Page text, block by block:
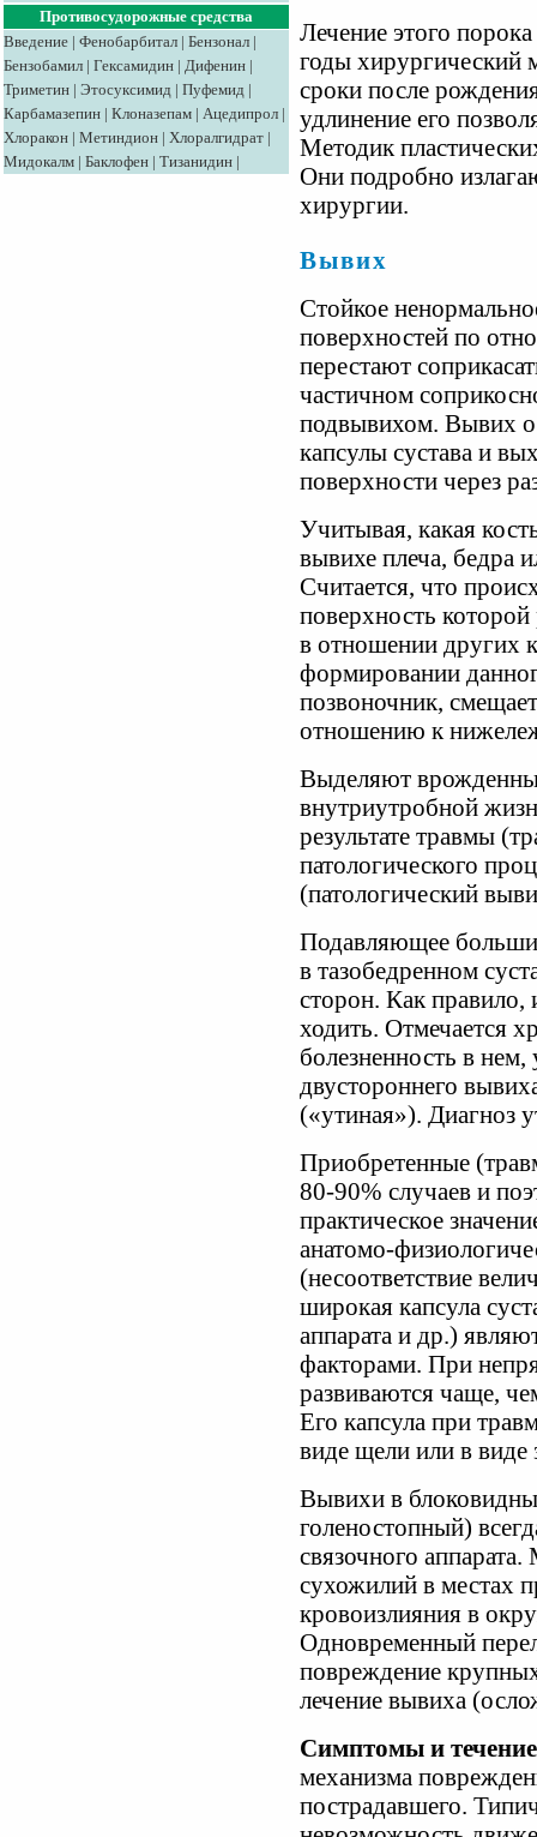
Противосудорожные средства
Введение | Фенобарбитал | Бензонал |
Бензобамил | Гексамидин | Дифенин |
Триметин | Этосуксимид | Пуфемид |
Карбамазепин | Клоназепам | Ацедипрол |
Хлоракон | Метиндион | Хлоралгидрат |
Мидокалм | Баклофен | Тизанидин |
Лечение этого
годы хирургический
сроки после
удлинение его
Методик
Они подробно
хирургии.
Вывих
Стойкое
поверхностей по
перестают
частичном
подвывихом. Вывих
капсулы сустава и
поверхности через
Учитывая, какая
вывихе плеча, бедра
Считается, что
поверхность которой
в отношении других
формировании
позвоночник,
отношению к
Выделяют
внутриутробной
результате травмы
патологического
(патологический
Подавляющее
в тазобедренном
сторон. Как правило,
ходить. Отмечается
болезненность в
двустороннего
(«утиная»). Диагноз
Приобретенные
80-90% случаев и
практическое
анатомо-
(несоответствие
широкая капсула
аппарата и др.)
факторами. При
развиваются чаще,
Его капсула при
виде щели или в виде
Вывихи в
голеностопный)
связочного
сухожилий в местах
кровоизлияния в
Одновременный
повреждение
лечение вывиха
Симптомы и
механизма
пострадавшего.